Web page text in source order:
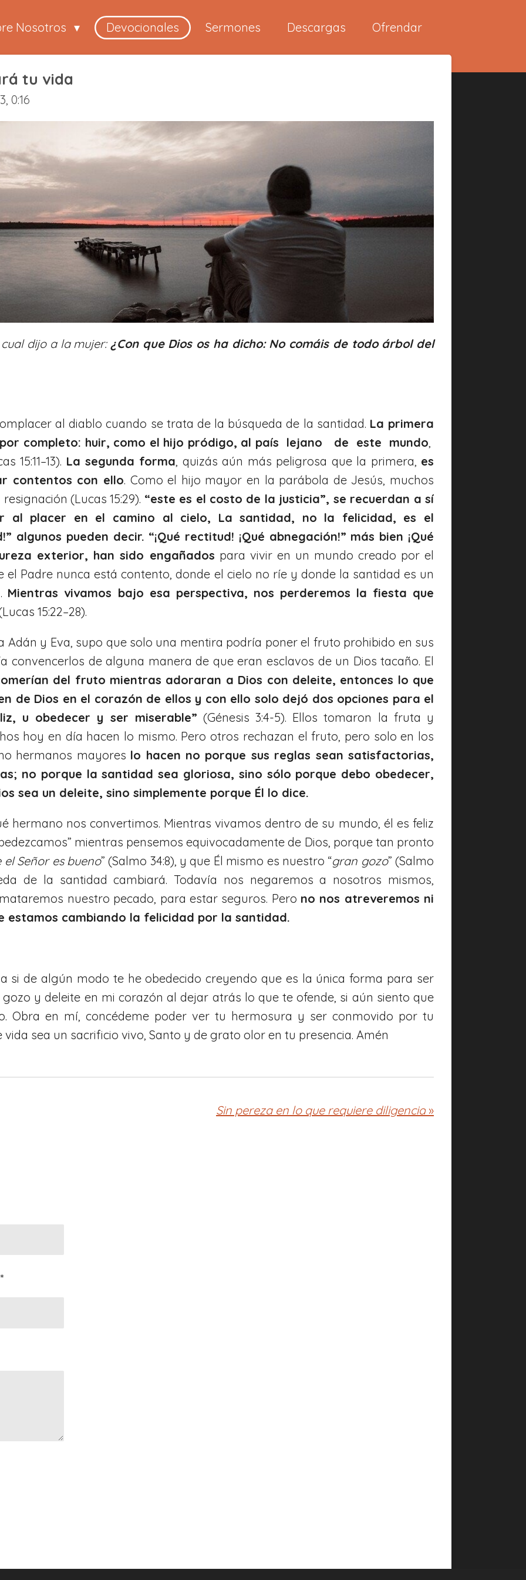
Nosotros Devocionales Sermones Descargas Ofrendar
tu vida
0:16
dijo a la mujer: ¿Con que Dios os ha dicho: No comáis de todo árbol del
al diablo cuando se trata de la búsqueda de la santidad. La primera
completo: huir, como el hijo pródigo, al país lejano de este mundo
15:11–13). La segunda forma , quizás aún más peligrosa que la primera, es
contentos con ello. Como el hijo mayor en la parábola de Jesús, muchos
(Lucas 15:29). “este es el costo de la justicia”, se recuerdan a sí
al placer en el camino al cielo, La santidad, no la felicidad, es el
algunos pueden decir. “¡Qué rectitud! ¡Qué abnegación!” más bien ¡Qué
exterior, han sido engañados para vivir en un mundo creado por el
el Padre nunca está contento, donde el cielo no ríe y donde la santidad es un
Mientras vivamos bajo esa perspectiva, nos perderemos la fiesta que
15:22–28).
Adán y Eva, supo que solo una mentira podría poner el fruto prohibido en sus
convencerlos de alguna manera de que eran esclavos de un Dios tacaño. El
del fruto mientras adoraran a Dios con deleite, entonces lo que
de Dios en el corazón de ellos y con ello solo dejó dos opciones para el
u obedecer y ser miserable” (Génesis 3:4-5). Ellos tomaron la fruta y
hoy en día hacen lo mismo. Pero otros rechazan el fruto, pero solo en los
hermanos mayores lo hacen no porque sus reglas sean satisfactorias,
no porque la santidad sea gloriosa, sino sólo porque debo obedecer,
sea un deleite, sino simplemente porque Él lo dice.
hermano nos convertimos. Mientras vivamos dentro de su mundo, él es feliz
mientras pensemos equivocadamente de Dios, porque tan pronto
Señor es bueno” (Salmo 34:8), y que Él mismo es nuestro “gran gozo” (Salmo
de la santidad cambiará. Todavía nos negaremos a nosotros mismos,
nuestro pecado, para estar seguros. Pero no nos atreveremos ni
estamos cambiando la felicidad por la santidad.
si de algún modo te he obedecido creyendo que es la única forma para ser
y deleite en mi corazón al dejar atrás lo que te ofende, si aún siento que
Obra en mí, concédeme poder ver tu hermosura y ser conmovido por tu
sea un sacrificio vivo, Santo y de grato olor en tu presencia. Amén
Sin pereza en lo que requiere diligencia »